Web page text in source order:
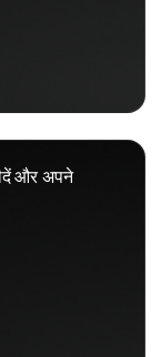
और अपने